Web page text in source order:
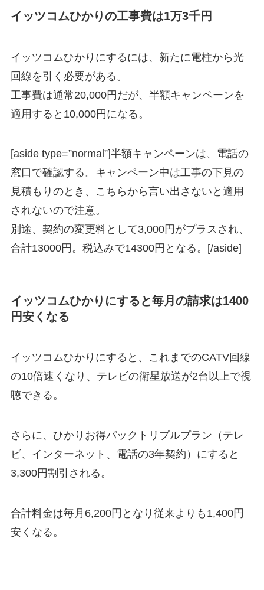
イッツコムひかりの工事費は1万3千円
イッツコムひかりにするには、新たに電柱から光
回線を引く必要がある。
工事費は通常20,000円だが、半額キャンペーンを
適用すると10,000円になる。
[aside type=”normal”]半額キャンペーンは、電話の
窓口で確認する。キャンペーン中は工事の下見の
見積もりのとき、こちらから言い出さないと適用
されないので注意。
別途、契約の変更料として3,000円がプラスされ、
合計13000円。税込みで14300円となる。[/aside]
イッツコムひかりにすると毎月の請求は1400
円安くなる
イッツコムひかりにすると、これまでのCATV回線
の10倍速くなり、テレビの衛星放送が2台以上で視
聴できる。
さらに、ひかりお得パックトリプルプラン（テレ
ビ、インターネット、電話の3年契約）にすると
3,300円割引される。
合計料金は毎月6,200円となり従来よりも1,400円
安くなる。